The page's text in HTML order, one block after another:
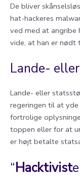
De bliver
hat-hackeres
ved med at angribe
vide, at han er nødt
Lande-
Lande- eller
regeringen til at
fortrolige
toppen eller for at
er højt betalte
“Hacktivist